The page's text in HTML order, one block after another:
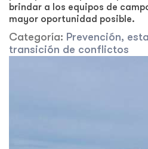
brindar a los equipos de
mayor oportunidad posible.
Categoría: Prevención,
transición de conflictos